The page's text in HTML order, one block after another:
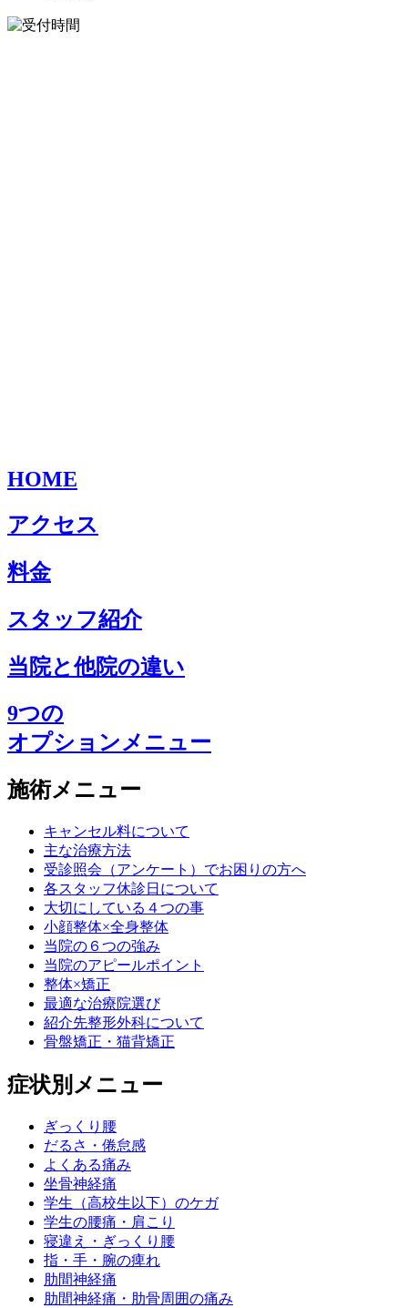
HOME
アクセス
料金
スタッフ紹介
当院と他院の違い
9つの
オプションメニュー
施術メニュー
キャンセル料について
主な治療方法
受診照会（アンケート）でお困りの方へ
各スタッフ休診日について
大切にしている４つの事
小顔整体×全身整体
当院の６つの強み
当院のアピールポイント
整体×矯正
最適な治療院選び
紹介先整形外科について
骨盤矯正・猫背矯正
症状別メニュー
ぎっくり腰
だるさ・倦怠感
よくある痛み
坐骨神経痛
学生（高校生以下）のケガ
学生の腰痛・肩こり
寝違え・ぎっくり腰
指・手・腕の痺れ
肋間神経痛
肋間神経痛・肋骨周囲の痛み